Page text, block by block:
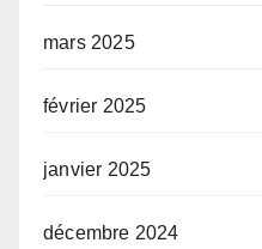
mars 2025
février 2025
janvier 2025
décembre 2024